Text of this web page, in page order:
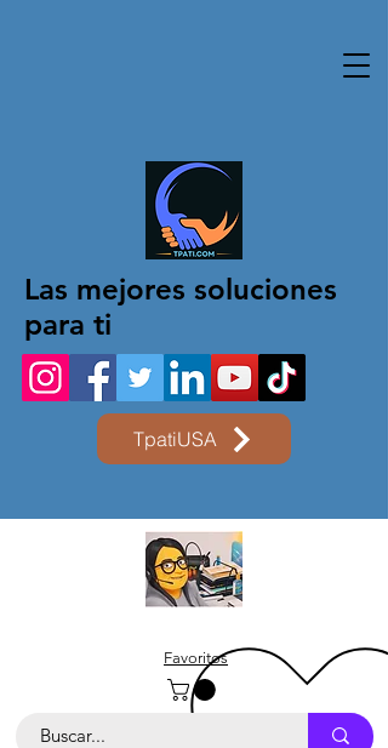
Las mejores soluciones
para ti
TpatiUSA
Favoritos